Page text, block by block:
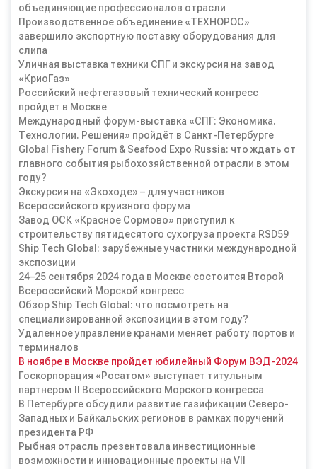
объединяющие профессионалов отрасли
Производственное объединение «ТЕХНОРОС»
завершило экспортную поставку оборудования для
слипа
Уличная выставка техники СПГ и экскурсия на завод
«КриоГаз»
Российский нефтегазовый технический конгресс
пройдет в Москве
Международный форум-выставка «СПГ: Экономика.
Технологии. Решения» пройдёт в Санкт-Петербурге
Global Fishery Forum & Seafood Expo Russia: что ждать от
главного события рыбохозяйственной отрасли в этом
году?
Экскурсия на «Экоходе» – для участников
Всероссийского круизного форума
Завод ОСК «Красное Сормово» приступил к
строительству пятидесятого сухогруза проекта RSD59
Ship Tech Global: зарубежные участники международной
экспозиции
24–25 сентября 2024 года в Москве состоится Второй
Всероссийский Морской конгресс
Обзор Ship Tech Global: что посмотреть на
специализированной экспозиции в этом году?
Удаленное управление кранами меняет работу портов и
терминалов
В ноябре в Москве пройдет юбилейный Форум ВЭД-2024
Госкорпорация «Росатом» выступает титульным
партнером II Всероссийского Морского конгресса
В Петербурге обсудили развитие газификации Северо-
Западных и Байкальских регионов в рамках поручений
президента РФ
Рыбная отрасль презентовала инвестиционные
возможности и инновационные проекты на VII